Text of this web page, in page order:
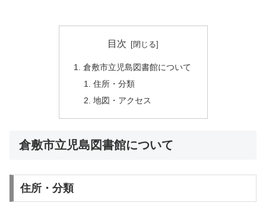
目次
倉敷市立児島図書館について
住所・分類
地図・アクセス
倉敷市立児島図書館について
住所・分類